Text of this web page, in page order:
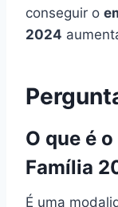
conseguir o
2024
O que é
Família
É uma